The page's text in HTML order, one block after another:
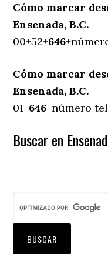
Cómo marcar
Ensenada, B.C.
00+52+646
Cómo marcar
Ensenada, B.C.
01+646+número
Buscar en